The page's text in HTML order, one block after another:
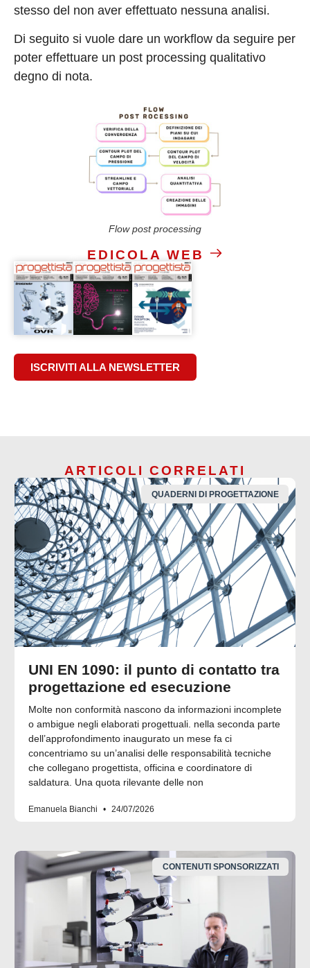
stesso del non aver effettuato nessuna analisi.
Di seguito si vuole dare un workflow da seguire per
poter effettuare un post processing qualitativo
degno di nota.
Flow post processing
EDICOLA WEB
ISCRIVITI ALLA NEWSLETTER
ARTICOLI CORRELATI
QUADERNI DI PROGETTAZIONE
UNI EN 1090: il punto di contatto tra
progettazione ed esecuzione
Molte non conformità nascono da informazioni incomplete
o ambigue negli elaborati progettuali. nella seconda parte
dell’approfondimento inaugurato un mese fa ci
concentriamo su un’analisi delle responsabilità tecniche
che collegano progettista, officina e coordinatore di
saldatura. Una quota rilevante delle non
Emanuela Bianchi 24/07/2026
CONTENUTI SPONSORIZZATI